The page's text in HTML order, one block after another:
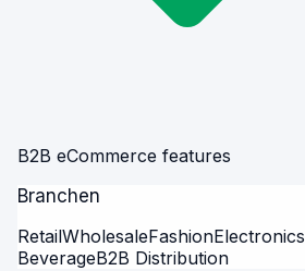
B2B eCommerce features
Branchen
RetailWholesaleFashionElectronics
BeverageB2B Distribution